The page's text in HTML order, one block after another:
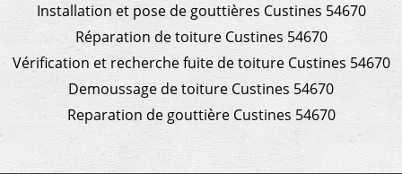
Installation et pose de gouttières Custines 54670
Réparation de toiture Custines 54670
Vérification et recherche fuite de toiture Custines 54670
Demoussage de toiture Custines 54670
Reparation de gouttière Custines 54670